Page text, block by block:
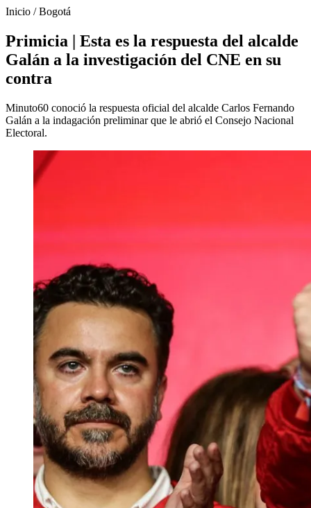
Inicio /Bogotá
Primicia | Esta es la respuesta del alcalde
Galán a la investigación del CNE en su
contra
Minuto60 conoció la respuesta oficial del alcalde Carlos Fernando
Galán a la indagación preliminar que le abrió el Consejo Nacional
Electoral.